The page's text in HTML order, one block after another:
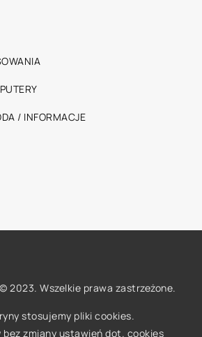
/ INFORMACJE
2023. Wszelkie prawa zastrzeżone.
stosujemy pliki cookies.
zmiany ustawień dot. cookies